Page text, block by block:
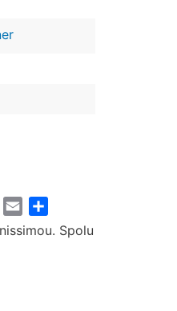
Messenger
Email
Spolu